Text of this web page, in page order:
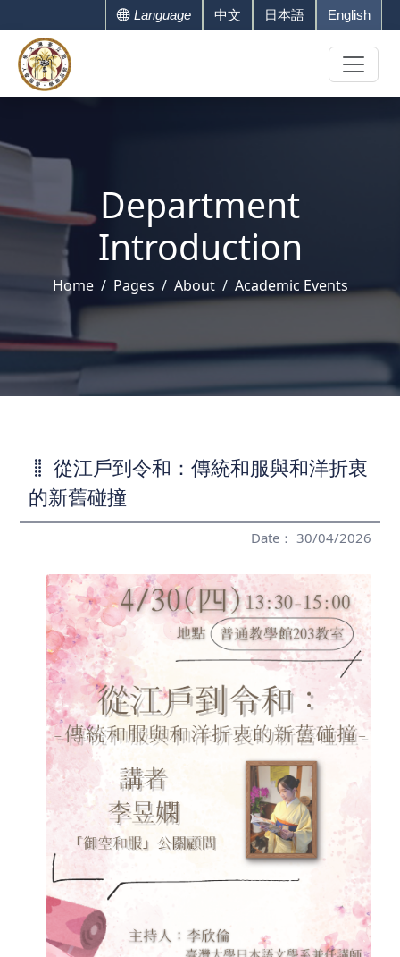
Language 中文 日本語 English
Department
Introduction
Home Pages About Academic Events
從江戶到令和：傳統和服與和洋折衷
的新舊碰撞
Date： 30/04/2026